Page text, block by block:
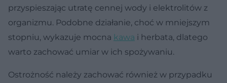
przyspieszając utratę cennej wody i elektrolitów z
organizmu. Podobne działanie, choć w mniejszym
stopniu, wykazuje mocna kawa i herbata, dlatego
warto zachować umiar w ich spożywaniu.
Ostrożność należy zachować również w przypadku